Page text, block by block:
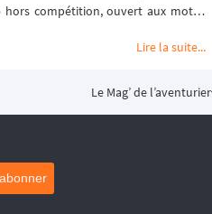
hors compétition, ouvert aux motos
Mézières en Ardennes (MCCMA)
Lire la suite...
Le Mag’ de l’aventurier